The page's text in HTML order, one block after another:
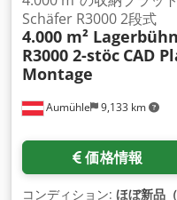
Aumühle 9,133 km
Schäfer R3000 2段式
4.000 m²
R3000 2-stöc CAD
Montage
価格情報
コンディション: ほぼ新品（